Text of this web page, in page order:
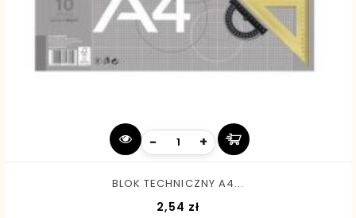
- +
BLOK TECHNICZNY A4...
2,54 złCena